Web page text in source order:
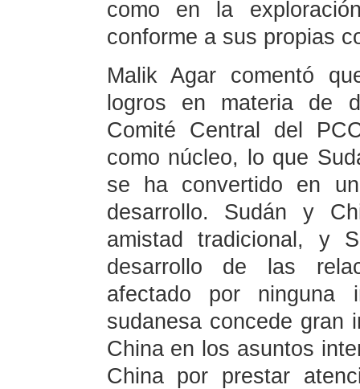
como en la
conforme a sus propias
Malik Agar comentó
logros en materia de
Comité Central del
como núcleo, lo que
se ha convertido en
desarrollo. Sudán y
amistad tradicional, y
desarrollo de las
afectado por ninguna
sudanesa concede gran
China en los asuntos
China por prestar